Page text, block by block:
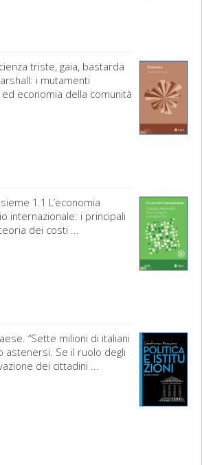
triste, gaia, bastarda
i mutamenti
economia della comunità
1.1 L’economia
internazionale: i principali
dei costi ...
“Sette milioni di italiani
astenersi. Se il ruolo degli
dei cittadini ...